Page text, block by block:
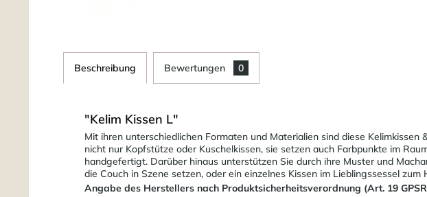
Beschreibung Bewertungen 0
"Kelim Kissen L"
Mit ihren unterschiedlichen Formaten und Materialien sind diese
nicht nur Kopfstütze oder Kuschelkissen, sie setzen auch Farbpunkte im
handgefertigt. Darüber hinaus unterstützen Sie durch ihre Muster und
die Couch in Szene setzen, oder ein einzelnes Kissen im Lieblingssessel
Angabe des Herstellers nach Produktsicherheitsverordnung (Art. 19